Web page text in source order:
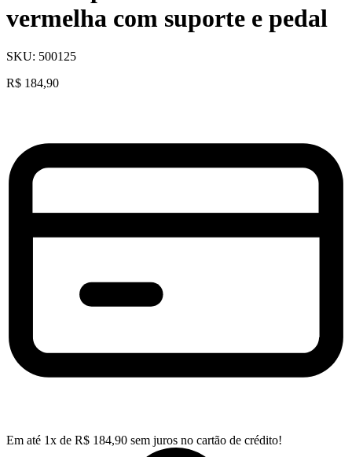
vermelha com suporte e pedal
SKU: 500125
R$ 184,90
Em até 1x de R$ 184,90 sem juros no cartão de crédito!